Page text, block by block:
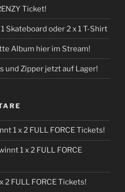
Ticket!
Skateboard oder 2 x 1 T-Shirt
Album hier im Stream!
und Zipper jetzt auf Lager!
1 x 2 FULL FORCE Tickets!
1 x 2 FULL FORCE
2 FULL FORCE Tickets!